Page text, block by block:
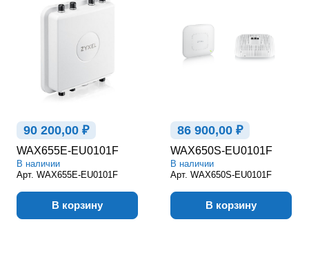
90 200,00 ₽
WAX655E-EU0101F
В наличии
Арт. WAX655E-EU0101F
В корзину
86 900,00 ₽
WAX650S-EU0101F
В наличии
Арт. WAX650S-EU0101F
В корзину